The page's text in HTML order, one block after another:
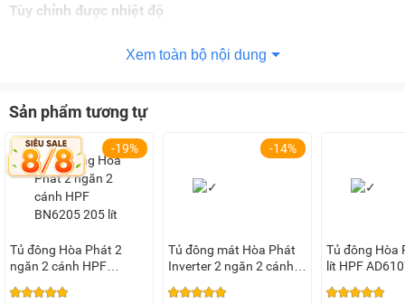
Tùy chỉnh được nhiệt độ
độ ≤ -18⁰C và có thể cấp đông sâu đến mức -30⁰C.
Công nghệ làm lạnh
Công nghệ làm lạnh trực tiếp:
Giúp hơi lạnh được lan tỏa
đều khắp mọi ngóc ngách bên trong, nhờ đó làm lạnh và cấp
đông thực phẩm trong thời gian ngắn và giữ được chất
lượng thực phẩm tốt hơn.
Dàn lạnh được làm bằng đồng mang lại khả năng làm lạnh
nhanh, độ bền cao.
Xem toàn bộ nội dung
Sản phẩm tương tự
-19%
Tủ đông Hòa Phát 2
ngăn 2 cánh HPF
-14%
Tủ đông mát Hòa Phát
Inverter 2 ngăn 2 cánh
Tủ đông Hòa
lít HPF